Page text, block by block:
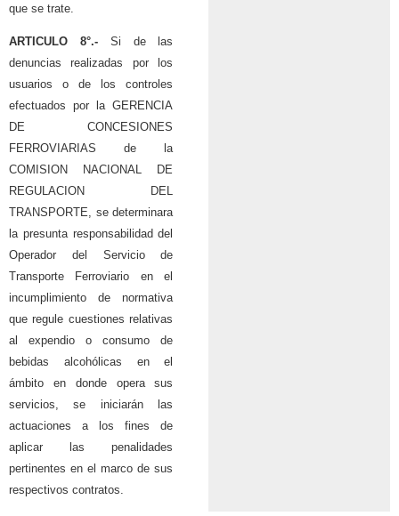
que se trate.
ARTICULO 8°.-Si de las
denuncias realizadas por los
usuarios o de los controles
efectuados por la GERENCIA
DE CONCESIONES
FERROVIARIAS de la
COMISION NACIONAL DE
REGULACION DEL
TRANSPORTE, se determinara
la presunta responsabilidad del
Operador del Servicio de
Transporte Ferroviario en el
incumplimiento de normativa
que regule cuestiones relativas
al expendio o consumo de
bebidas alcohólicas en el
ámbito en donde opera sus
servicios, se iniciarán las
actuaciones a los fines de
aplicar las penalidades
pertinentes en el marco de sus
respectivos contratos.